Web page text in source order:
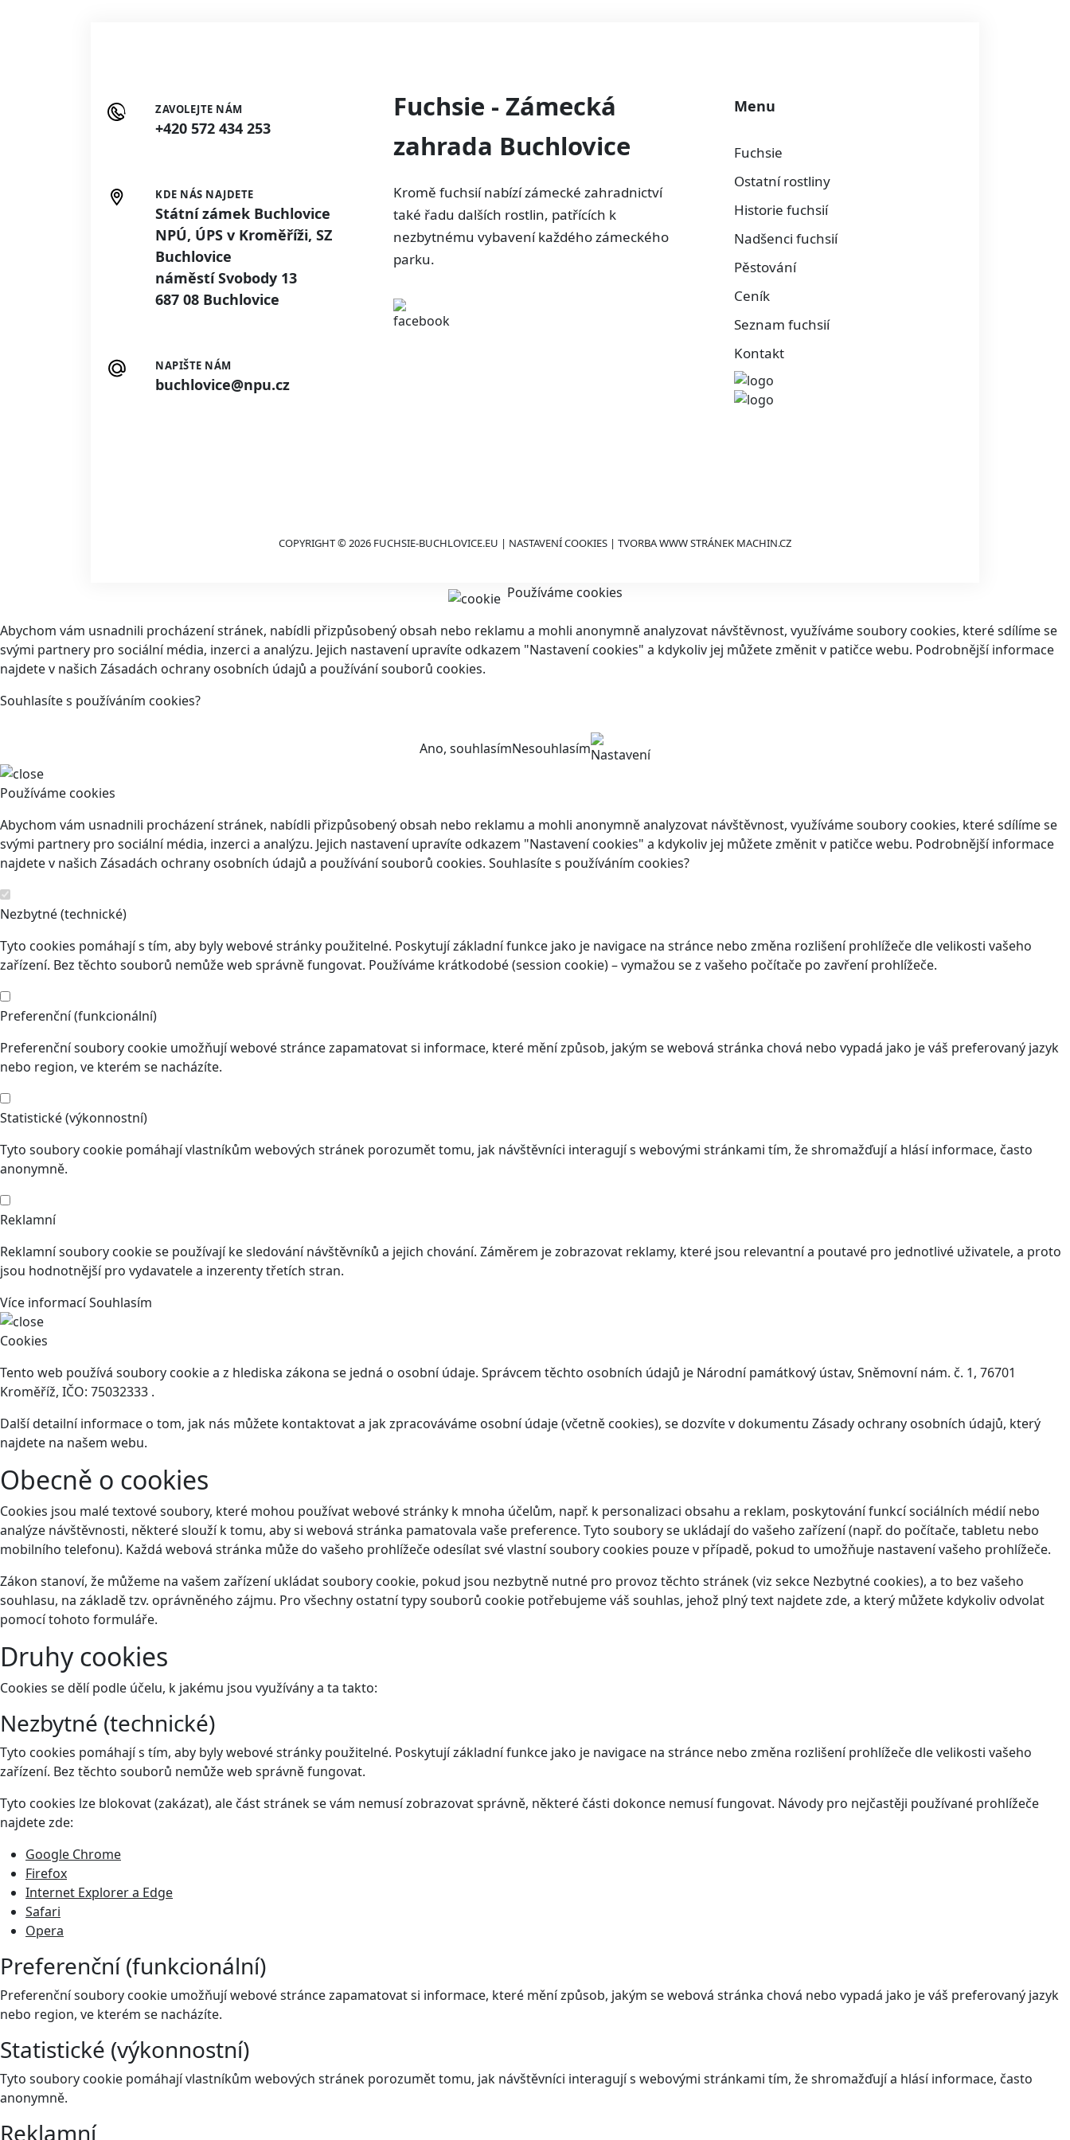
ZAVOLEJTE NÁM
+420 572 434 253
KDE NÁS NAJDETE
Státní zámek Buchlovice
NPÚ, ÚPS v Kroměříži, SZ
Buchlovice
náměstí Svobody 13
687 08 Buchlovice
NAPIŠTE NÁM
buchlovice@npu.cz
Fuchsie - Zámecká
zahrada Buchlovice
Kromě fuchsií nabízí zámecké zahradnictví
také řadu dalších rostlin, patřících k
nezbytnému vybavení každého zámeckého
parku.
Menu
Fuchsie
Ostatní rostliny
Historie fuchsií
Nadšenci fuchsií
Pěstování
Ceník
Seznam fuchsií
Kontakt
COPYRIGHT © 2026 FUCHSIE-BUCHLOVICE.EU | NASTAVENÍ COOKIES | TVORBA WWW STRÁNEK MACHIN.CZ
Používáme cookies
Abychom vám usnadnili procházení stránek, nabídli přizpůsobený obsah nebo reklamu a mohli anonymně analyzovat návštěvnost, využíváme soubory cookies, které sdílíme se
svými partnery pro sociální média, inzerci a analýzu. Jejich nastavení upravíte odkazem "Nastavení cookies" a kdykoliv jej můžete změnit v patičce webu. Podrobnější informace
najdete v našich Zásadách ochrany osobních údajů a používání souborů cookies.
Souhlasíte s používáním cookies?
Ano, souhlasímNesouhlasímNastavení
Používáme cookies
Abychom vám usnadnili procházení stránek, nabídli přizpůsobený obsah nebo reklamu a mohli anonymně analyzovat návštěvnost, využíváme soubory cookies, které sdílíme se
svými partnery pro sociální média, inzerci a analýzu. Jejich nastavení upravíte odkazem "Nastavení cookies" a kdykoliv jej můžete změnit v patičce webu. Podrobnější informace
najdete v našich Zásadách ochrany osobních údajů a používání souborů cookies. Souhlasíte s používáním cookies?
Nezbytné (technické)
Tyto cookies pomáhají s tím, aby byly webové stránky použitelné. Poskytují základní funkce jako je navigace na stránce nebo změna rozlišení prohlížeče dle velikosti vašeho
zařízení. Bez těchto souborů nemůže web správně fungovat. Používáme krátkodobé (session cookie) – vymažou se z vašeho počítače po zavření prohlížeče.
Preferenční (funkcionální)
Preferenční soubory cookie umožňují webové stránce zapamatovat si informace, které mění způsob, jakým se webová stránka chová nebo vypadá jako je váš preferovaný jazyk
nebo region, ve kterém se nacházíte.
Statistické (výkonnostní)
Tyto soubory cookie pomáhají vlastníkům webových stránek porozumět tomu, jak návštěvníci interagují s webovými stránkami tím, že shromažďují a hlásí informace, často
anonymně.
Reklamní
Reklamní soubory cookie se používají ke sledování návštěvníků a jejich chování. Záměrem je zobrazovat reklamy, které jsou relevantní a poutavé pro jednotlivé uživatele, a proto
jsou hodnotnější pro vydavatele a inzerenty třetích stran.
Více informacíSouhlasím
Cookies
Tento web používá soubory cookie a z hlediska zákona se jedná o osobní údaje. Správcem těchto osobních údajů je Národní památkový ústav, Sněmovní nám. č. 1, 76701
Kroměříž, IČO: 75032333 .
Další detailní informace o tom, jak nás můžete kontaktovat a jak zpracováváme osobní údaje (včetně cookies), se dozvíte v dokumentu Zásady ochrany osobních údajů, který
najdete na našem webu.
Obecně o cookies
Cookies jsou malé textové soubory, které mohou používat webové stránky k mnoha účelům, např. k personalizaci obsahu a reklam, poskytování funkcí sociálních médií nebo
analýze návštěvnosti, některé slouží k tomu, aby si webová stránka pamatovala vaše preference. Tyto soubory se ukládají do vašeho zařízení (např. do počítače, tabletu nebo
mobilního telefonu). Každá webová stránka může do vašeho prohlížeče odesílat své vlastní soubory cookies pouze v případě, pokud to umožňuje nastavení vašeho prohlížeče.
Zákon stanoví, že můžeme na vašem zařízení ukládat soubory cookie, pokud jsou nezbytně nutné pro provoz těchto stránek (viz sekce Nezbytné cookies), a to bez vašeho
souhlasu, na základě tzv. oprávněného zájmu. Pro všechny ostatní typy souborů cookie potřebujeme váš souhlas, jehož plný text najdetezde, a který můžete kdykoliv odvolat
pomocí tohoto formuláře.
Druhy cookies
Cookies se dělí podle účelu, k jakému jsou využívány a ta takto:
Nezbytné (technické)
Tyto cookies pomáhají s tím, aby byly webové stránky použitelné. Poskytují základní funkce jako je navigace na stránce nebo změna rozlišení prohlížeče dle velikosti vašeho
zařízení. Bez těchto souborů nemůže web správně fungovat.
Tyto cookies lze blokovat (zakázat), ale část stránek se vám nemusí zobrazovat správně, některé části dokonce nemusí fungovat. Návody pro nejčastěji používané prohlížeče
najdete zde:
Google Chrome
Firefox
Internet Explorer a Edge
Safari
Opera
Preferenční (funkcionální)
Preferenční soubory cookie umožňují webové stránce zapamatovat si informace, které mění způsob, jakým se webová stránka chová nebo vypadá jako je váš preferovaný jazyk
nebo region, ve kterém se nacházíte.
Statistické (výkonnostní)
Tyto soubory cookie pomáhají vlastníkům webových stránek porozumět tomu, jak návštěvníci interagují s webovými stránkami tím, že shromažďují a hlásí informace, často
anonymně.
Reklamní